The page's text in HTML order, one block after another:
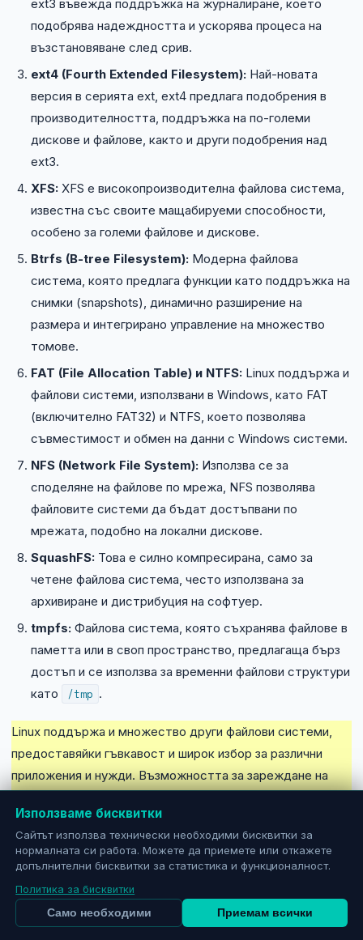
Използваме бисквитки
Сайтът използва технически необходими бисквитки за
нормалната си работа. Можете да приемете или откажете
допълнителни бисквитки за статистика и функционалност.
Политика за бисквитки
Само необходими
Приемам всички
ext3 въвежда поддръжка на журналиране, което
подобрява надеждността и ускорява процеса на
възстановяване след срив.
ext4 (Fourth Extended Filesystem): Най-новата
версия в серията ext, ext4 предлага подобрения в
производителността, поддръжка на по-големи
дискове и файлове, както и други подобрения над
ext3.
XFS: XFS е високопроизводителна файлова система,
известна със своите мащабируеми способности,
особено за големи файлове и дискове.
Btrfs (B-tree Filesystem): Модерна файлова
система, която предлага функции като поддръжка на
снимки (snapshots), динамично разширение на
размера и интегрирано управление на множество
томове.
FAT (File Allocation Table) и NTFS: Linux поддържа и
файлови системи, използвани в Windows, като FAT
(включително FAT32) и NTFS, което позволява
съвместимост и обмен на данни с Windows системи.
NFS (Network File System): Използва се за
споделяне на файлове по мрежа, NFS позволява
файловите системи да бъдат достъпвани по
мрежата, подобно на локални дискове.
SquashFS: Това е силно компресирана, само за
четене файлова система, често използвана за
архивиране и дистрибуция на софтуер.
tmpfs: Файлова система, която съхранява файлове в
паметта или в своп пространство, предлагаща бърз
достъп и се използва за временни файлови структури
като
/tmp .
Linux поддържа и множество други файлови системи,
предоставяйки гъвкавост и широк избор за различни
приложения и нужди. Възможността за зареждане на
ядрото позволява на потребителите да адаптират
системата си според конкретните си изисквания.
Организиране на директории в Linux kernel
Организацията на директориите в Linux е